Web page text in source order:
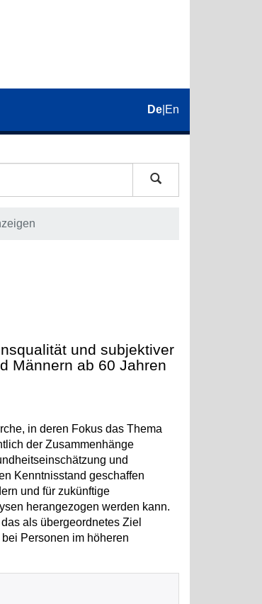
De En
und subjektiver
Männern ab 60 Jahren
in deren Fokus das Thema
der Zusammenhänge
und
Kenntnisstand geschaffen
und für zukünftige
herangezogen werden kann.
als übergeordnetes Ziel
Personen im höheren